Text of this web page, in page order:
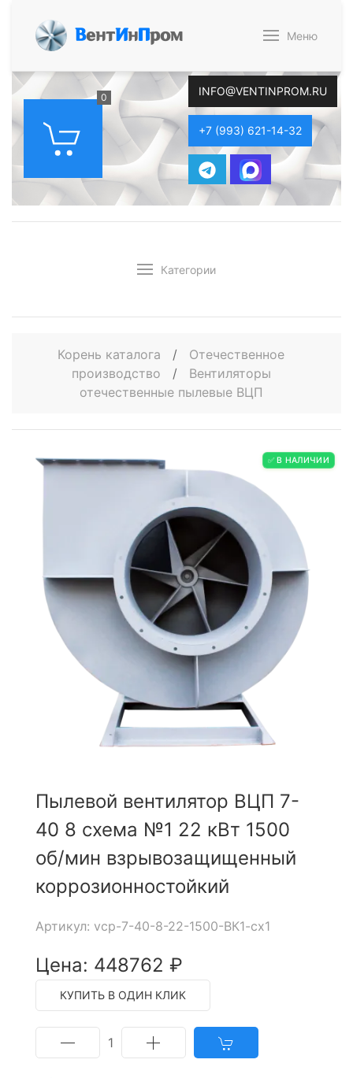
ВентИнПром Меню
0 INFO@VENTINPROM.RU
+7 (993) 621-14-32
Категории
Корень каталога /
Отечественное
производство
/
Вентиляторы
отечественные пылевые ВЦП
✅ В НАЛИЧИИ
Пылевой вентилятор ВЦП 7-
40 8 схема №1 22 кВт 1500
об/мин взрывозащищенный
коррозионностойкий
Артикул: vcp-7-40-8-22-1500-ВК1-сх1
Цена: 448762 ₽
КУПИТЬ В ОДИН КЛИК
1